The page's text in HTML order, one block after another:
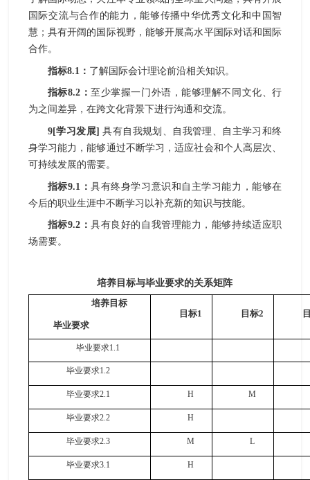
国际交流与合作的能力，能够传播中华优秀文化和中国智
慧；具有开阔的国际视野，能够开展高水平国际对话和国际
合作。
指标8.1 ： 了解国际会计理论前沿相关知识。
指标8.2 ： 至少掌握一门外语，能够理解不同文化、行
为之间差异，在跨文化背景下进行沟通和交流。
9[学习发展]具有自我规划、自我管理、自主学习和终
身学习能力，能够通过不断学习，适应社会和个人高层次、
可持续发展的需要。
指标9.1 ：具有终身学习意识和自主学习能力，能够在
今后的职业生涯中不断学习以补充新的知识与技能。
指标9.2 ：具有良好的 自我管理能力， 能够持续适应职
场需要。
培养目标与毕业要求的关系矩阵
培养目标
毕业要求
目标1 目标2
毕业要求1.1
毕业要求1.2
毕业要求2.1 H M
毕业要求2.2 H
毕业要求2.3 M L
毕业要求3.1 H